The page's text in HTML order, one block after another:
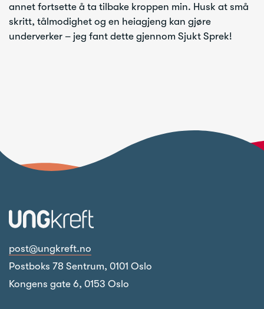
annet fortsette å ta tilbake kroppen min. Husk at små
skritt, tålmodighet og en heiagjeng kan gjøre
underverker – jeg fant dette gjennom Sjukt Sprek!
post@ungkreft.no
Postboks 78 Sentrum, 0101 Oslo
Kongens gate 6, 0153 Oslo